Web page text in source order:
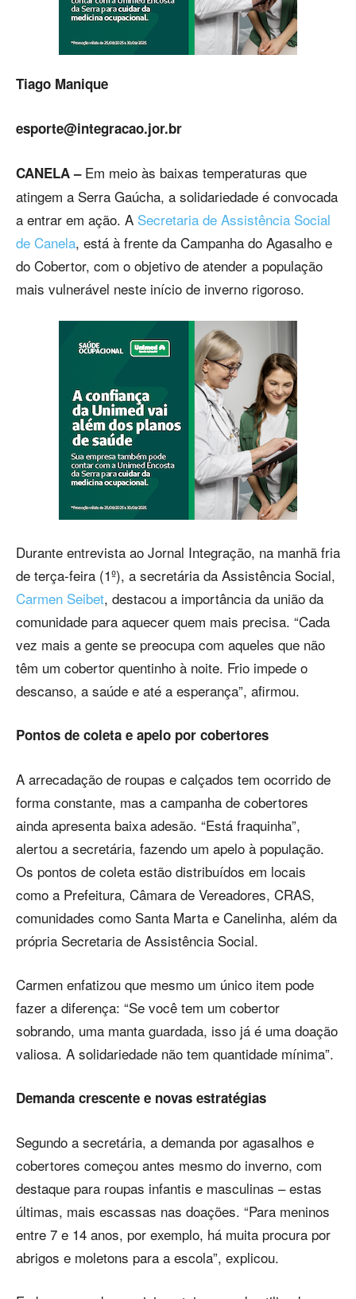
Tiago Manique
esporte@integracao.jor.br
CANELA – Em meio às baixas temperaturas que
atingem a Serra Gaúcha, a solidariedade é convocada
a entrar em ação. A Secretaria de Assistência Social
de Canela, está à frente da Campanha do Agasalho e
do Cobertor, com o objetivo de atender a população
mais vulnerável neste início de inverno rigoroso.
Durante entrevista ao Jornal Integração, na manhã fria
de terça-feira (1º), a secretária da Assistência Social,
Carmen Seibet, destacou a importância da união da
comunidade para aquecer quem mais precisa. “Cada
vez mais a gente se preocupa com aqueles que não
têm um cobertor quentinho à noite. Frio impede o
descanso, a saúde e até a esperança”, afirmou.
Pontos de coleta e apelo por cobertores
A arrecadação de roupas e calçados tem ocorrido de
forma constante, mas a campanha de cobertores
ainda apresenta baixa adesão. “Está fraquinha”,
alertou a secretária, fazendo um apelo à população.
Os pontos de coleta estão distribuídos em locais
como a Prefeitura, Câmara de Vereadores, CRAS,
comunidades como Santa Marta e Canelinha, além da
própria Secretaria de Assistência Social.
Carmen enfatizou que mesmo um único item pode
fazer a diferença: “Se você tem um cobertor
sobrando, uma manta guardada, isso já é uma doação
valiosa. A solidariedade não tem quantidade mínima”.
Demanda crescente e novas estratégias
Segundo a secretária, a demanda por agasalhos e
cobertores começou antes mesmo do inverno, com
destaque para roupas infantis e masculinas – estas
últimas, mais escassas nas doações. “Para meninos
entre 7 e 14 anos, por exemplo, há muita procura por
abrigos e moletons para a escola”, explicou.